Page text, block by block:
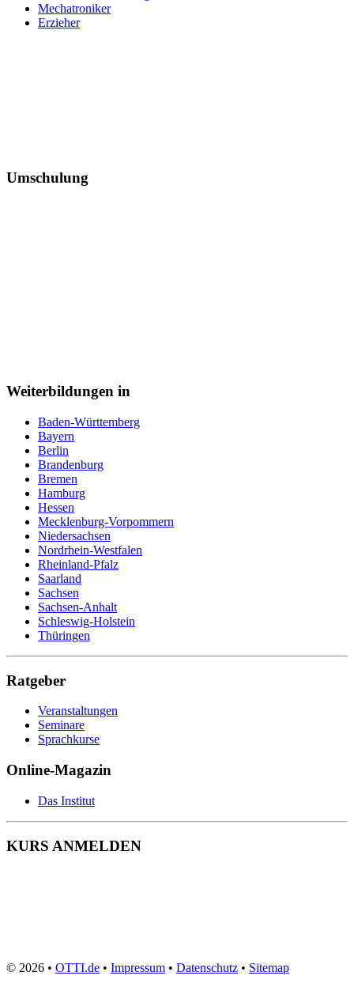
Mechatroniker
Erzieher
Umschulung
Weiterbildungen in
Baden-Württemberg
Bayern
Berlin
Brandenburg
Bremen
Hamburg
Hessen
Mecklenburg-Vorpommern
Niedersachsen
Nordrhein-Westfalen
Rheinland-Pfalz
Saarland
Sachsen
Sachsen-Anhalt
Schleswig-Holstein
Thüringen
Ratgeber
Veranstaltungen
Seminare
Sprachkurse
Online-Magazin
Das Institut
KURS ANMELDEN
© 2026 • OTTI.de • Impressum • Datenschutz • Sitemap